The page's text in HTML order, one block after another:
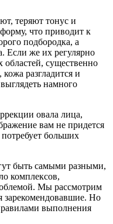
теряют тонус и
что приводит к
подбородка, а
Если же их регулярно
областей, существенно
разгладится и
намного
овала лица,
вам не придется
больших
быть самыми разными,
комплексов,
Мы рассмотрим
зарекомендовавшие. Но
выполнения